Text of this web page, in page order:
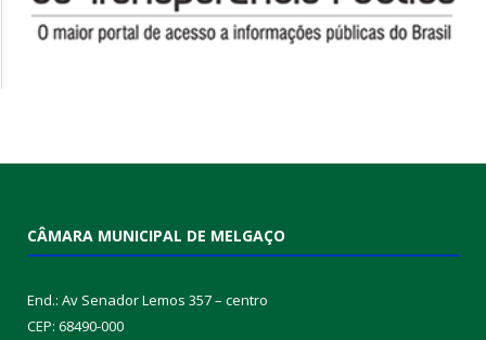
CÂMARA MUNICIPAL DE MELGAÇO
End.: Av Senador Lemos 357 – centro
CEP: 68490-000